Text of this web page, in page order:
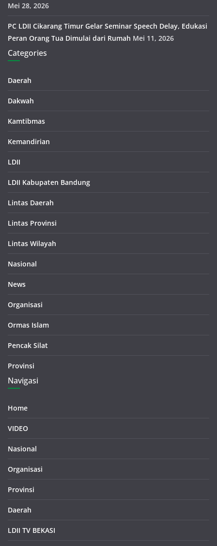
Mei 28, 2026
PC LDII Cikarang Timur Gelar Seminar Speech Delay, Edukasi
Peran Orang Tua Dimulai dari Rumah Mei 11, 2026
Categories
Daerah
Dakwah
Kamtibmas
Kemandirian
LDII
LDII Kabupaten Bandung
Lintas Daerah
Lintas Provinsi
Lintas Wilayah
Nasional
News
Organisasi
Ormas Islam
Pencak Silat
Provinsi
Navigasi
Home
VIDEO
Nasional
Organisasi
Provinsi
Daerah
LDII TV BEKASI